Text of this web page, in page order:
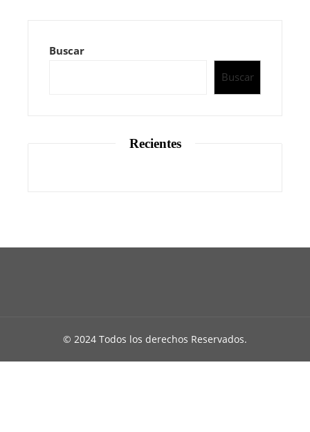
Buscar
Buscar
Recientes
© 2024 Todos los derechos Reservados.